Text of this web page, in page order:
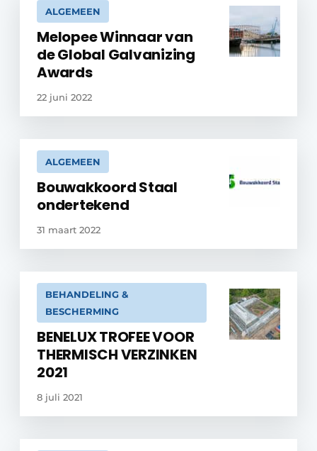
ALGEMEEN
Melopee Winnaar van
de Global Galvanizing
Awards
22 juni 2022
ALGEMEEN
Bouwakkoord Staal
ondertekend
31 maart 2022
BEHANDELING &
BESCHERMING
BENELUX TROFEE VOOR
THERMISCH VERZINKEN
2021
8 juli 2021